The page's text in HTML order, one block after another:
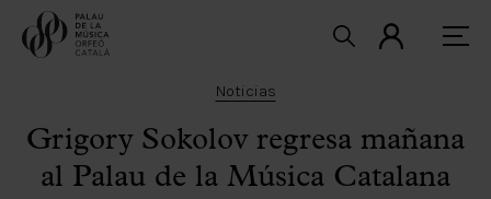
Noticias
Grigory Sokolov regresa mañana
al Palau de la Música Catalana